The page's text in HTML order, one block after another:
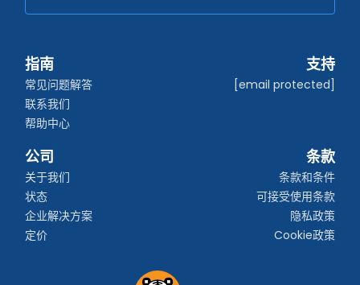
指南
常见问题解答
联系我们
帮助中心
支持
[email protected]
公司
关于我们
状态
企业解决方案
定价
条款
条款和条件
可接受使用条款
隐私政策
Cookie政策